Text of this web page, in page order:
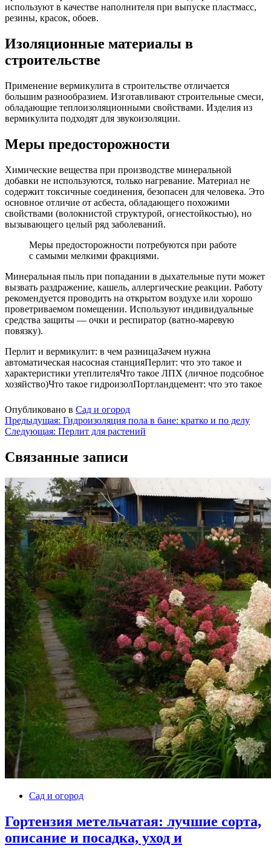
используют в качестве наполнителя при выпуске пластмасс,
резины, красок, обоев.
Изоляционные материалы в
строительстве
Применение вермикулита в строительстве отличается
большим разнообразием. Изготавливают строительные смеси,
обладающие теплоизоляционными свойствами. Изделия из
вермикулита подходят для звукоизоляции.
Меры предосторожности
Химические вещества при производстве минеральной
добавки не используются, только нагревание. Материал не
содержит токсичные соединения, безопасен для человека. Это
основное отличие от асбеста, обладающего похожими
свойствами (волокнистой структурой, огнестойкостью), но
вызывающего целый ряд заболеваний.
Меры предосторожности потребуются при работе
с самыми мелкими фракциями.
Минеральная пыль при попадании в дыхательные пути может
вызвать раздражение, кашель, аллергические реакции. Работу
рекомендуется проводить на открытом воздухе или хорошо
проветриваемом помещении. Используют индивидуальные
средства защиты — очки и респиратор (ватно-маревую
повязку).
Перлит и вермикулит: в чем разницаЗачем нужна
автоматическая насосная станцияПерлит: что это такое и
характеристики утеплителяЧто такое ЛПХ (личное подсобное
хозяйство)Что такое гидроизолПортландцемент: что это такое
Опубликовано в Сад и огород
Навигация
по
записям
Предыдущая: Гидроизоляция пола в бане: кратко и по делу
Следующая: Перлит для растений
Связанные записи
Сад и огород
Гортензия метельчатая: лучшие сорта,
описание и посадка, уход и